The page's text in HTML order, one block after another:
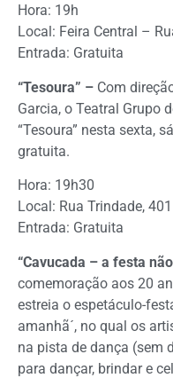
Hora: 19h
Local: Feira Central –
Entrada: Gratuita
“Tesoura” – Com
Garcia, o Teatral Grupo
“Tesoura” nesta sexta,
gratuita.
Hora: 19h30
Local: Rua Trindade,
Entrada: Gratuita
“Cavucada – a festa
comemoração aos 20
estreia o espetáculo-
amanhã´, no qual os
na pista de dança (sem
para dançar, brindar e